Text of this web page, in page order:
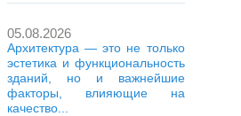
05.08.2026
Архитектура — это не только
эстетика и функциональность
зданий, но и важнейшие
факторы, влияющие на
качество...